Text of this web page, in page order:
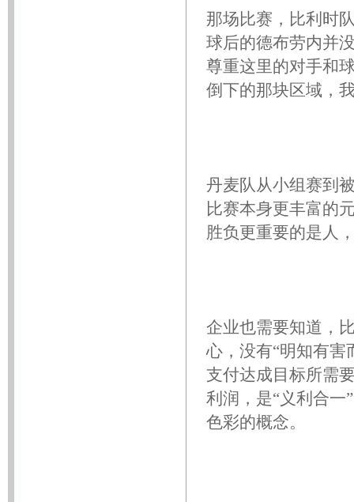
那场比赛，比利时
球后的德布劳内并
尊重这里的对手和
倒下的那块区域，
丹麦队从小组赛到
比赛本身更丰富的
胜负更重要的是人
企业也需要知道，
心，没有“明知有害
支付达成目标所需
利润，是“义利合一
色彩的概念。